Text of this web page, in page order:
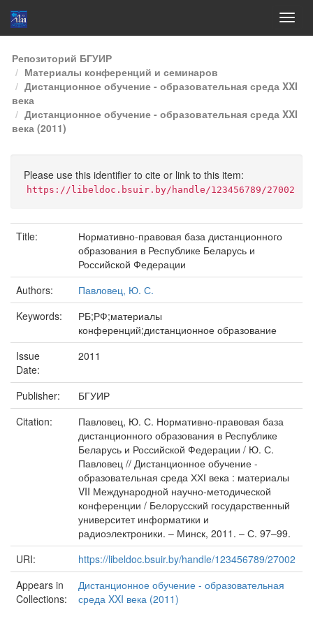
Skip
navigation
Репозиторий БГУИР
Материалы конференций и семинаров
Дистанционное обучение - образовательная среда XXI
века
Дистанционное обучение - образовательная среда XXI
века (2011)
Please use this identifier to cite or link to this item:
https://libeldoc.bsuir.by/handle/123456789/27002
Title:
Нормативно-правовая база дистанционного
образования в Республике Беларусь и
Российской Федерации
Authors:
Павловец, Ю. С.
Keywords:
РБ;РФ;материалы
конференций;дистанционное образование
Issue
Date:
2011
Publisher:
БГУИР
Citation:
Павловец, Ю. С. Нормативно-правовая база
дистанционного образования в Республике
Беларусь и Российской Федерации / Ю. С.
Павловец // Дистанционное обучение -
образовательная среда ХХІ века : материалы
VII Международной научно-методической
конференции / Белорусский государственный
университет информатики и
радиоэлектроники. – Минск, 2011. – С. 97–99.
URI:
https://libeldoc.bsuir.by/handle/123456789/27002
Appears in
Collections:
Дистанционное обучение - образовательная
среда XXI века (2011)